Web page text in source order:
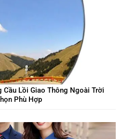
Cầu Lồi Giao Thông Ngoài Trời
Phù Hợp